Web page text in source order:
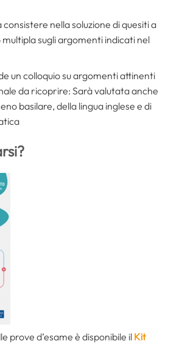
consistere nella soluzione di quesiti a
sugli argomenti indicati nel
un colloquio su argomenti attinenti
da ricoprire: Sarà valutata anche
basilare, della lingua inglese e di
prove d’esame è disponibile il Kit